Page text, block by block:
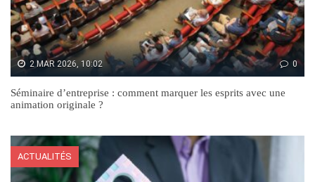
2 MAR 2026, 10:02 0
Séminaire d’entreprise : comment marquer les esprits avec une
animation originale ?
ACTUALITÉS